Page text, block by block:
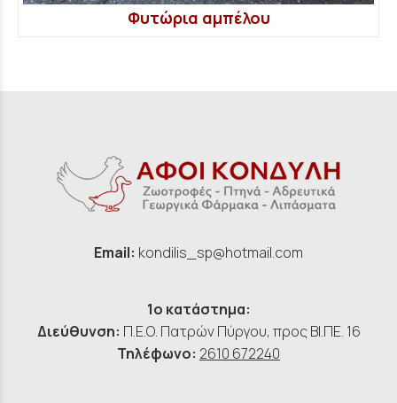
Φυτώρια αμπέλου
Email: kondilis_sp@hotmail.com
1ο κατάστημα:
Διεύθυνση: Π.Ε.Ο. Πατρών Πύργου, προς ΒΙ.ΠΕ. 16
Τηλέφωνο: 2610 672240